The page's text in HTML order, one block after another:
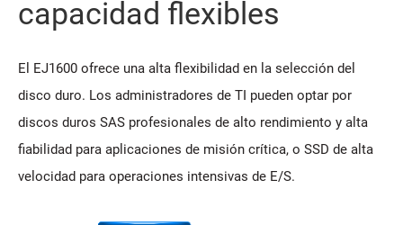
capacidad flexibles
El EJ1600 ofrece una alta flexibilidad en la selección del
disco duro. Los administradores de TI pueden optar por
discos duros SAS profesionales de alto rendimiento y alta
fiabilidad para aplicaciones de misión crítica, o SSD de alta
velocidad para operaciones intensivas de E/S.